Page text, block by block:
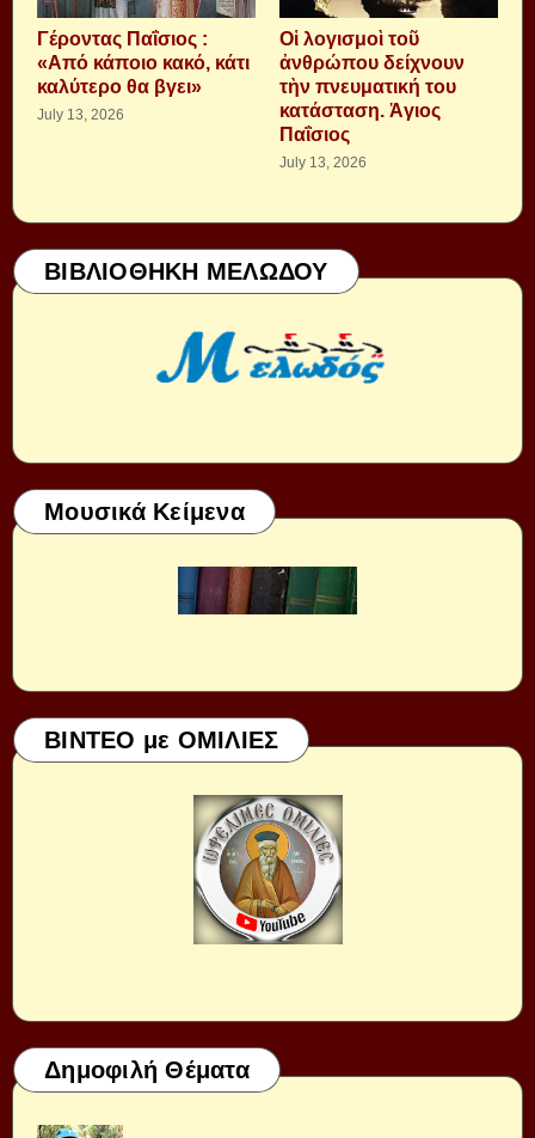
Γέροντας Παΐσιος :
«Από κάποιο κακό, κάτι
καλύτερο θα βγει»
July 13, 2026
Οἱ λογισμοὶ τοῦ
ἀνθρώπου δείχνουν
τὴν πνευματική του
κατάσταση. Ἁγιος
Παΐσιος
July 13, 2026
ΒΙΒΛΙΟΘΗΚΗ ΜΕΛΩΔΟΥ
Μουσικά Κείμενα
ΒΙΝΤΕΟ με ΟΜΙΛΙΕΣ
Δημοφιλή Θέματα